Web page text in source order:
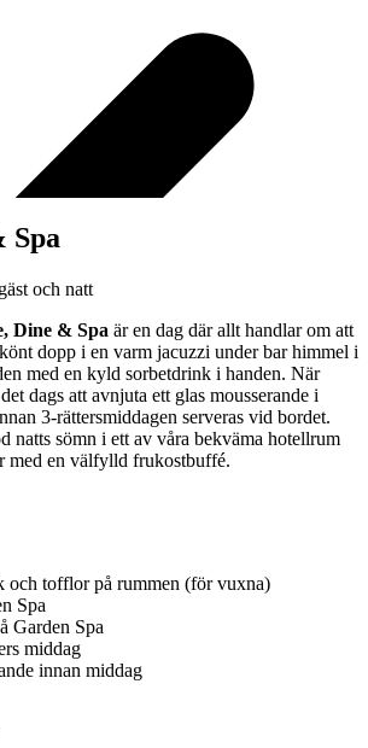
Spa
och natt
Dine & Spa är en dag där allt handlar om att
dopp i en varm jacuzzi under bar himmel i
med en kyld sorbetdrink i handen. När
dags att avnjuta ett glas mousserande i
3-rättersmiddagen serveras vid bordet.
natts sömn i ett av våra bekväma hotellrum
med en välfylld frukostbuffé.
och tofflor på rummen (för vuxna)
Spa
Garden Spa
middag
innan middag